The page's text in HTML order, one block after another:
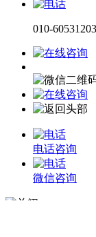
010-60531203
电话咨询
微信咨询